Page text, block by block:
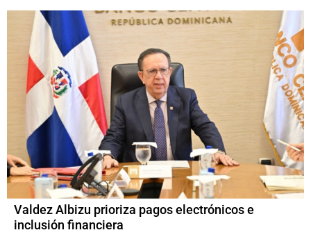
Valdez Albizu prioriza pagos electrónicos e
inclusión financiera